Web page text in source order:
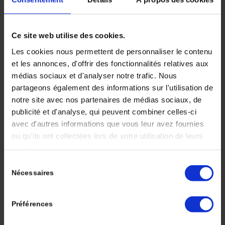
Ce site web utilise des cookies.
Les cookies nous permettent de personnaliser le contenu
et les annonces, d'offrir des fonctionnalités relatives aux
médias sociaux et d'analyser notre trafic. Nous
partageons également des informations sur l'utilisation de
notre site avec nos partenaires de médias sociaux, de
publicité et d'analyse, qui peuvent combiner celles-ci
avec d'autres informations que vous leur avez fournies
ou qu'ils ont collectées lors de votre utilisation de leurs
Nécessaires
Préférences
30 juin 2021 / dansVolume 5 - Numéro 2 / parDeborah
CANCERS OESOGASTRIQUES
Absence de dégradation de la qualité de vie avec
le nivolumab en adjuvant dans les cancers de
l’œsophage opérés
Qualité de vie dans l’étude de phase III
randomisée comparant nivolumab versus placebo
en adjuvant chez les patients avec un cancer de
l’œsophage ou de la jonction
œsogastrique : étude CheckMate 577. D’après Van
quality of life in a randomized, double-blind phase
of nivolumab versus placebo as adjuvant treatment
in patients (pts) with resected esophageal or